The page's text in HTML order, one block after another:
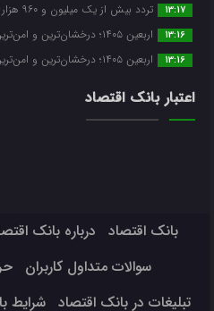
13:17 تردد بیش از یک میلیون و ۹۶۰ هزار زائر از مرزهای خوزستان
13:16 اربعین ۱۴۰۵؛ درخشان‌ترین و امن‌ترین دوره در تاریخ تردد زائران
13:16 اربعین ۱۴۰۵؛ درخشان‌ترین و امن‌ترین دوره در تاریخ تردد زائران
اعتبار بانک اقتصاد
بانک اقتصاد درباره بانک
سوالات متداول کاربران
تبلیغات در بانک اقتصاد
شرایط